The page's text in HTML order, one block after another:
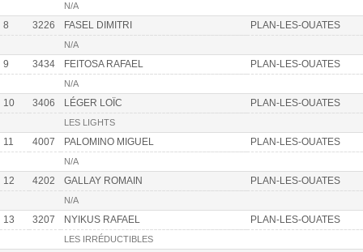
N/A
8 3226 FASEL DIMITRI PLAN-LES-OUATES
N/A
9 3434 FEITOSA RAFAEL PLAN-LES-OUATES
N/A
10 3406 LÉGER LOÏC PLAN-LES-OUATES
LES LIGHTS
11 4007 PALOMINO MIGUEL PLAN-LES-OUATES
N/A
12 4202 GALLAY ROMAIN PLAN-LES-OUATES
N/A
13 3207 NYIKUS RAFAEL PLAN-LES-OUATES
LES IRRÉDUCTIBLES